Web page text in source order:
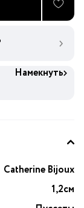
Намекнуть
Catherine Bijoux
1,2см